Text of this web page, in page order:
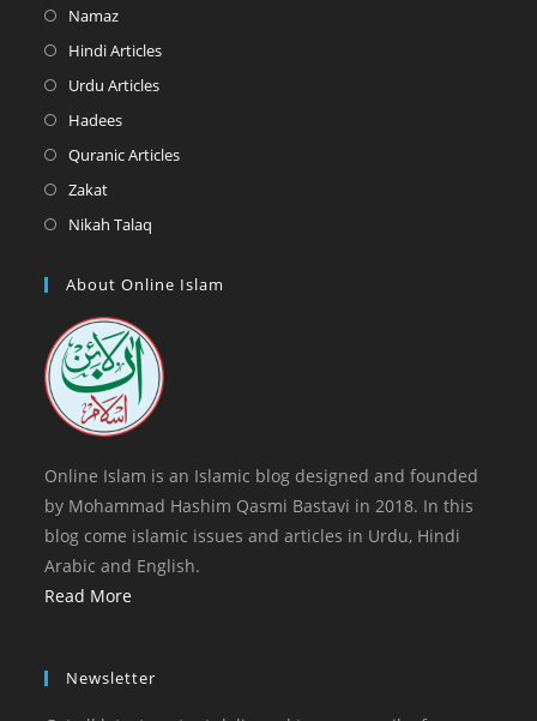
a
tab
NamazOpens
in
tab
Hindi ArticlesOpens
tab
Urdu ArticlesOpens
a
HadeesOpens
in
tab
Quranic ArticlesOpens
tab
ZakatOpens
in
new
Nikah Talaq
a
tab
About Online Islam
Online Islam is an Islamic blog designed and founded
by Mohammad Hashim Qasmi Bastavi in 2018. In this
blog come islamic issues and articles in Urdu, Hindi
Arabic and English.
Read More
Newsletter